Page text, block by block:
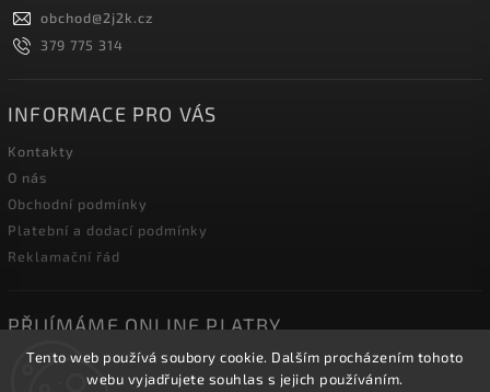
Tento web používá soubory cookie. Dalším procházením tohoto
webu vyjadřujete souhlas s jejich používáním.
obchod@2j2k.cz
379 775 314
INFORMACE PRO VÁS
Kontakty
O nás
Obchodní podmínky
Platební a dodací podmínky
Reklamační řád
PŘIJÍMÁME ONLINE PLATBY